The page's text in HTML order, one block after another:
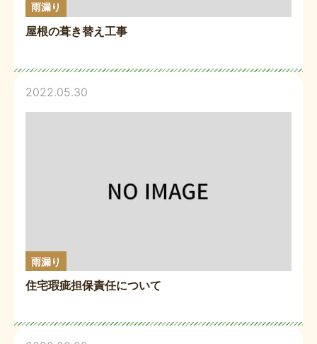
雨漏り
屋根の葺き替え工事
2022.05.30
雨漏り
住宅瑕疵担保責任について